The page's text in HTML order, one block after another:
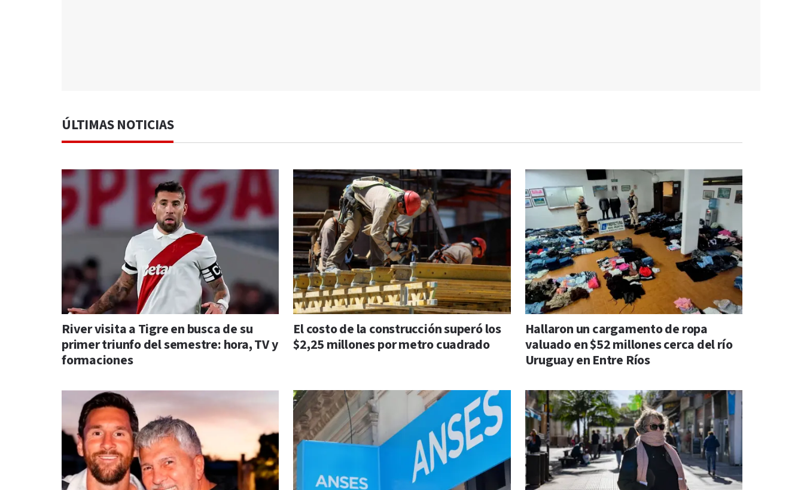
ÚLTIMAS NOTICIAS
River visita a Tigre en busca de su
primer triunfo del semestre: hora, TV y
formaciones
El costo de la construcción superó los
$2,25 millones por metro cuadrado
Hallaron un cargamento de ropa
valuado en $52 millones cerca del río
Uruguay en Entre Ríos